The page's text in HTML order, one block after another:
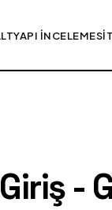
İNCELEMESI
-